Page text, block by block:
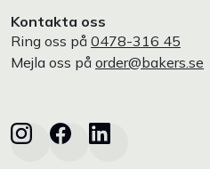
Kontakta oss
Ring oss på 0478-316 45
Mejla oss på order@bakers.se